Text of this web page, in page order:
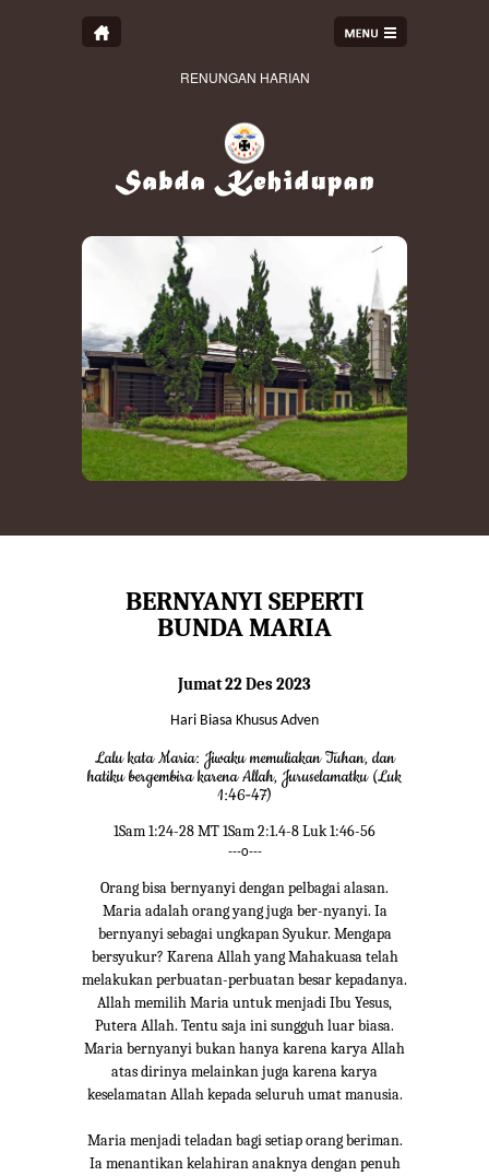
RENUNGAN HARIAN
BERNYANYI SEPERTI
BUNDA MARIA
Jumat 22 Des 2023
Hari Biasa Khusus Adven
Lalu kata Maria: Jiwaku memuliakan Tuhan, dan
hatiku bergembira karena Allah, Juruselamatku (Luk
1:46-47)
1Sam 1:24-28 MT 1Sam 2:1.4-8 Luk 1:46-56
---o---
Orang bisa bernyanyi dengan pelbagai alasan.
Maria adalah orang yang juga ber-nyanyi. Ia
bernyanyi sebagai ungkapan Syukur. Mengapa
bersyukur? Karena Allah yang Mahakuasa telah
melakukan perbuatan-perbuatan besar kepadanya.
Allah memilih Maria untuk menjadi Ibu Yesus,
Putera Allah. Tentu saja ini sungguh luar biasa.
Maria bernyanyi bukan hanya karena karya Allah
atas dirinya melainkan juga karena karya
keselamatan Allah kepada seluruh umat manusia.
Maria menjadi teladan bagi setiap orang beriman.
Ia menantikan kelahiran anaknya dengan penuh